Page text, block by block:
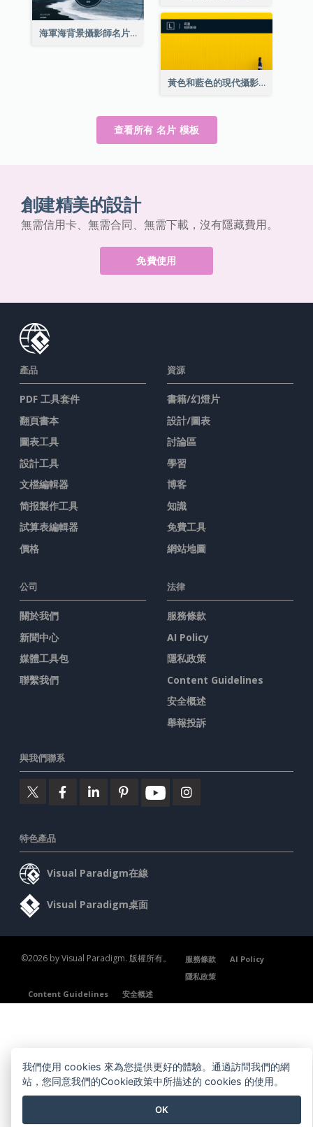
海軍海背景攝影師名片
黃色和藍色的現代攝影師名片
查看所有 名片 模板
創建精美的設計
無需信用卡、無需合同、無需下載，沒有隱藏費用。
免費使用
產品
PDF 工具套件
翻頁書本
圖表工具
設計工具
文檔編輯器
简报製作工具
試算表編輯器
價格
資源
書籍/幻燈片
設計/圖表
討論區
學習
博客
知識
免費工具
網站地圖
公司
關於我們
新聞中心
媒體工具包
聯繫我們
法律
服務條款
AI Policy
隱私政策
Content Guidelines
安全概述
舉報投訴
與我們聯系
特色產品
Visual Paradigm在線
Visual Paradigm桌面
©2026 by Visual Paradigm. 版權所有。 服務條款
AI Policy
隱私政策
Content Guidelines
安全概述
我們使用 cookies 來為您提供更好的體驗。通過訪問我們的網
站，您同意我們的Cookie政策中所描述的 cookies 的使用。
OK